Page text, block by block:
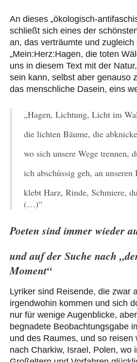
An dieses „ökologisch-
schließt sich eines der
an, das verträumte und zugleich
„Mein:Herz:Hagen, die toten
uns in diesem Text mit der
sein kann, selbst aber genauso
das menschliche Dasein, eins
„Hagen, Lichtung, Licht im
die lichten Bäume, die
wo sich unsere Wege trennen,
ich abschüssig geh, an unseren
klebt Harz, Rinde, Schmiere,
(…)“
Poeten sind immer wieder
und auf der Suche nach
Moment“
Lyriker sind Reisende, die zwar
irgendwohin kommen und sich
nur für wenige Augenblicke,
begnadete Beobachtungsgabe
und des Raumes, und so reisen
nach Charkiw, Israel, Polen, wo